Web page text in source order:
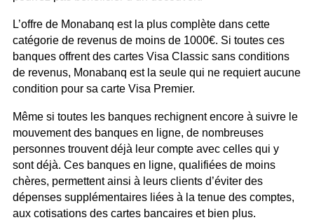
L’offre de Monabanq est la plus complète dans cette
catégorie de revenus de moins de 1000€. Si toutes ces
banques offrent des cartes Visa Classic sans conditions
de revenus, Monabanq est la seule qui ne requiert aucune
condition pour sa carte Visa Premier.
Même si toutes les banques rechignent encore à suivre le
mouvement des banques en ligne, de nombreuses
personnes trouvent déjà leur compte avec celles qui y
sont déjà. Ces banques en ligne, qualifiées de moins
chères, permettent ainsi à leurs clients d’éviter des
dépenses supplémentaires liées à la tenue des comptes,
aux cotisations des cartes bancaires et bien plus.